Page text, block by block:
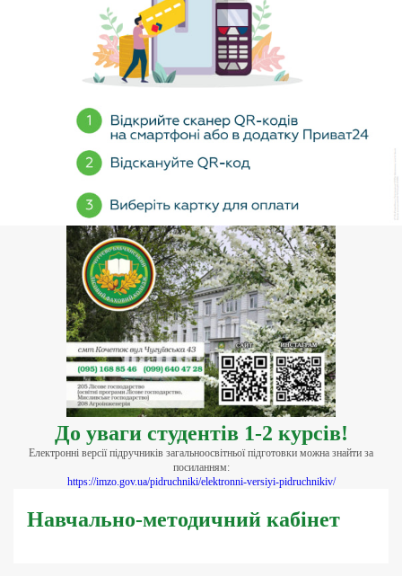
До уваги студентів 1-2 курсів!
Електронні версії підручників загальноосвітньої підготовки можна знайти за
посиланням:
https://imzo.gov.ua/pidruchniki/elektronni-versiyi-pidruchnikiv/
Навчально-методичний кабінет